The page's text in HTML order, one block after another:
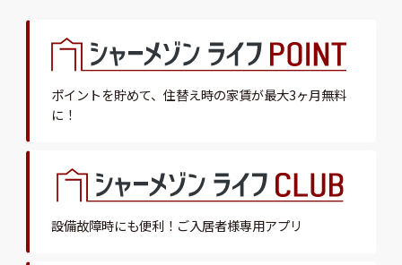
ポイントを貯めて、 住替え時の家賃が最大3ヶ月無料
に！
設備故障時にも便利！ ご入居者様専用アプリ